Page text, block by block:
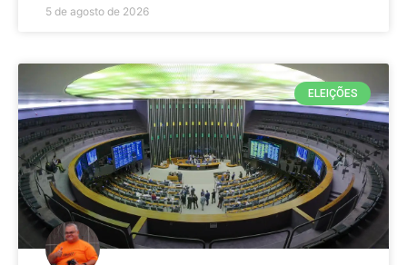
5 de agosto de 2026
ELEIÇÕES